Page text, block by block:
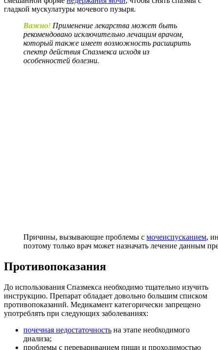
гладкой мускулатуры мочевого пузыря.
Важно! Применение лекарства может быть
рекомендовано исключительно лечащим врачом,
который также имеет возможность расширить
спектр действия Спазмекса исходя из
особенностей болезни.
Причины, вызывающие проблемы с мочеиспусканием,
поэтому только врач может назначать лечение данным
Противопоказания
До использования Спазмекса необходимо тщательно изучить
инструкцию. Препарат обладает довольно большим списком
противопоказаний. Медикамент категорически запрещено
употреблять при следующих заболеваниях:
почечная недостаточность на этапе необходимого
диализа;
проблемы с перевариванием пищи и проходимостью